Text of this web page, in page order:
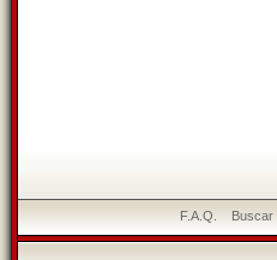
F.A.Q. Buscar